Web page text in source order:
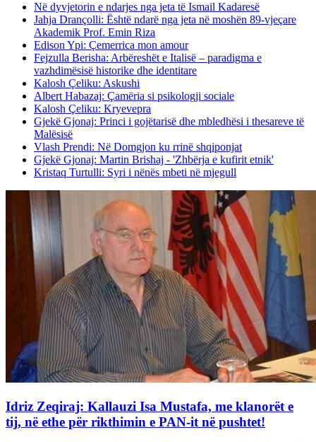
Në dyvjetorin e ndarjes nga jeta të Ismail Kadaresë
Jahja Drançolli: Është ndarë nga jeta në moshën 89-vjeçare
Akademik Prof. Emin Riza
Edison Ypi: Çemerrica mon amour
Fejzulla Berisha: Arbëreshët e Italisë – paradigma e
vazhdimësisë historike dhe identitare
Kalosh Çeliku: Askushi
Albert Habazaj: Çamëria si psikologji sociale
Kalosh Çeliku: Kryevepra
Gjekë Gjonaj: Princi i gojëtarisë dhe mbledhësi i thesareve të
Malësisë
Vlash Prendi: Në Domgjon ku rrinë shqiponjat
Gjekë Gjonaj: Martin Brishaj - 'Zhbërja e kufirit etnik'
Kristaq Turtulli: Syri i nënës mbeti në mjegull
Idriz Zeqiraj: Kallauzi Isa Mustafa, me klanorët e
tij, në ethe për rikthimin e PAN-it në pushtet!